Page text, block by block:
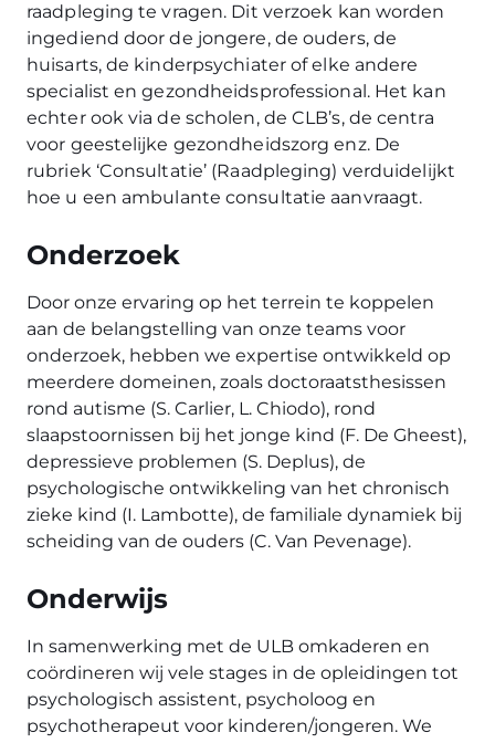
raadpleging te vragen. Dit verzoek kan worden
ingediend door de jongere, de ouders, de
huisarts, de kinderpsychiater of elke andere
specialist en gezondheidsprofessional. Het kan
echter ook via de scholen, de CLB’s, de centra
voor geestelijke gezondheidszorg enz. De
rubriek ‘Consultatie’ (Raadpleging) verduidelijkt
hoe u een ambulante consultatie aanvraagt.
Onderzoek
Door onze ervaring op het terrein te koppelen
aan de belangstelling van onze teams voor
onderzoek, hebben we expertise ontwikkeld op
meerdere domeinen, zoals doctoraatsthesissen
rond autisme (S. Carlier, L. Chiodo), rond
slaapstoornissen bij het jonge kind (F. De Gheest),
depressieve problemen (S. Deplus), de
psychologische ontwikkeling van het chronisch
zieke kind (I. Lambotte), de familiale dynamiek bij
scheiding van de ouders (C. Van Pevenage).
Onderwijs
In samenwerking met de ULB omkaderen en
coördineren wij vele stages in de opleidingen tot
psychologisch assistent, psycholoog en
psychotherapeut voor kinderen/jongeren. We